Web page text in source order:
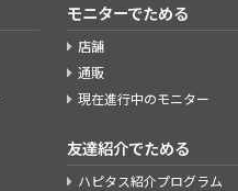
モニターでためる
店舗
通販
現在進行中のモニター
友達紹介でためる
ハピタス紹介プログラム